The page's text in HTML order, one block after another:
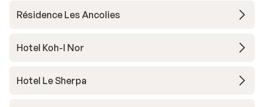
Résidence Les Ancolies
Hotel Koh-I Nor
Hotel Le Sherpa